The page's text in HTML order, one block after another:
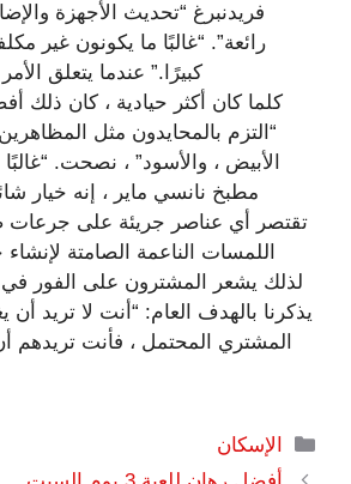
فريدنبرغ “تحديث الأجهزة
رائعة”. “غالبًا ما يكونون غير
كبيرًا.” عندما يتعلق
“التزم بالمحايدون مثل المظاهرين
الأبيض ، والأسود” ، نصحت.
مطبخ نانسي ماير ، إنه خيار
تقتصر أي عناصر جريئة على جرعات
اللمسات الناعمة الصامتة
لذلك يشعر المشترون على الفور
المشتري المحتمل ، فأنت تريدهم أن
التصنيفات
الإسكان